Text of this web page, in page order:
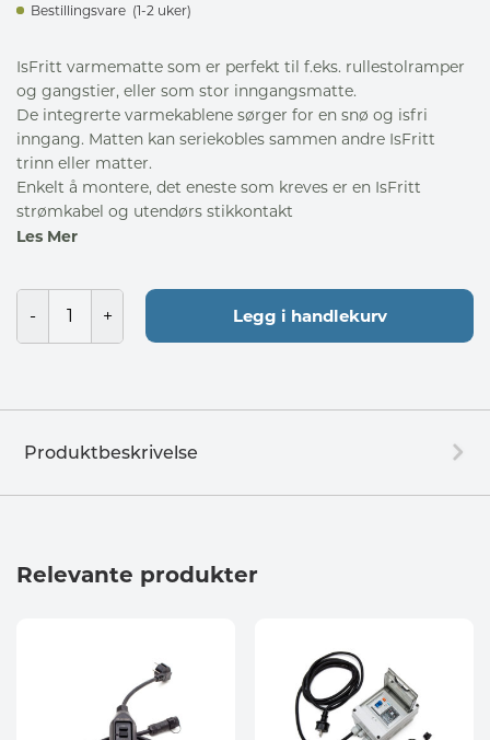
Bestillingsvare (1-2 uker)
IsFritt varmematte som er perfekt til f.eks. rullestolramper
og gangstier, eller som stor inngangsmatte.
De integrerte varmekablene sørger for en snø og isfri
inngang. Matten kan seriekobles sammen andre IsFritt
trinn eller matter.
Enkelt å montere, det eneste som kreves er en IsFritt
strømkabel og utendørs stikkontakt
Les Mer
Legg i handlekurv
Produktbeskrivelse
Relevante produkter